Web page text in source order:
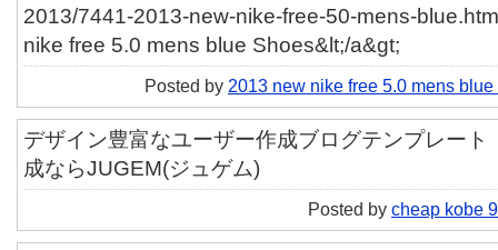
2013/7441-2013-new-nike-free-50-mens-
nike free 5.0 mens blue Shoes&lt;/a&gt;
Posted by 2013 new nike free 5.0 mens
デザイン豊富なユーザー作成ブログテンプレート
成ならJUGEM(ジュゲム)
Posted by cheap kobe